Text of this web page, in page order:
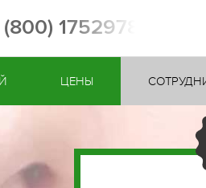
1752978
ЦЕНЫ